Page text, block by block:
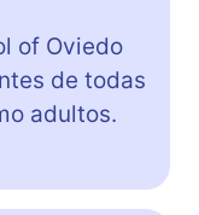
of Oviedo
de todas
adultos.